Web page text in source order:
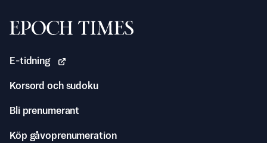
Svenska Epoch Times
E-tidning
Korsord och sudoku
Bli prenumerant
Köp gåvoprenumeration